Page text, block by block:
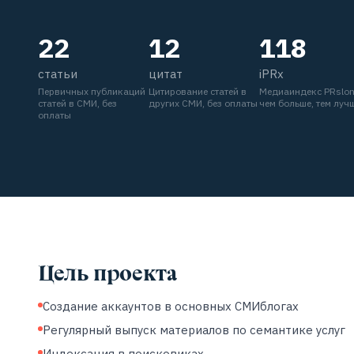
22
статьи
Первичных публикаций
статей в СМИ, без
оплаты
12
цитат
Цитирование статей в
других СМИ, без оплаты
118
iPRx
Медиаиндекс PRslon
чем больше, тем
Цель проекта
Создание аккаунтов в основных СМИблогах
Регулярный выпуск материалов по семантике услуг